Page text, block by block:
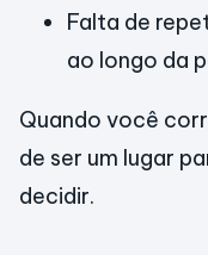
Falta de
ao longo da
Quando você
de ser um lugar
decidir.